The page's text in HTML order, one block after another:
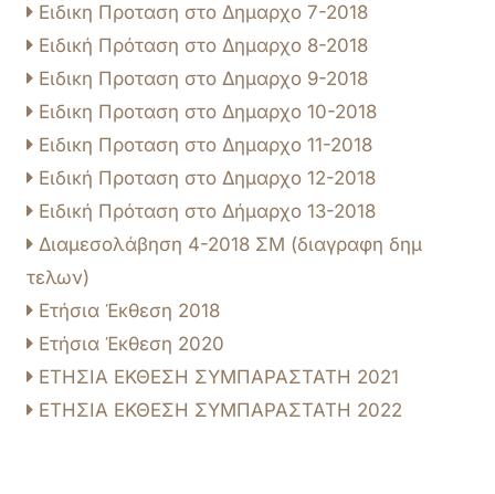
Ειδικη Προταση στο Δημαρχο 7-2018
Ειδική Πρόταση στο Δημαρχο 8-2018
Ειδικη Προταση στο Δημαρχο 9-2018
Ειδικη Προταση στο Δημαρχο 10-2018
Ειδικη Προταση στο Δημαρχο 11-2018
Ειδική Προταση στο Δημαρχο 12-2018
Ειδική Πρόταση στο Δήμαρχο 13-2018
Διαμεσολάβηση 4-2018 ΣΜ (διαγραφη δημ
τελων)
Ετήσια Έκθεση 2018
Ετήσια Έκθεση 2020
ΕΤΗΣΙΑ ΕΚΘΕΣΗ ΣΥΜΠΑΡΑΣΤΑΤΗ 2021
ΕΤΗΣΙΑ ΕΚΘΕΣΗ ΣΥΜΠΑΡΑΣΤΑΤΗ 2022